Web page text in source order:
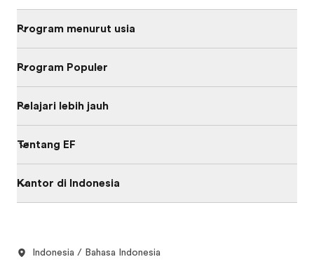
Program menurut usia
Program Populer
Pelajari lebih jauh
Tentang EF
Kantor di Indonesia
Indonesia / Bahasa Indonesia